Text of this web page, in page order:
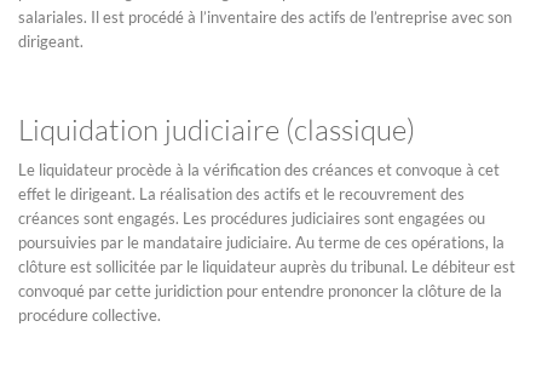
salariales. Il est procédé à l’inventaire des actifs de l’entreprise avec son
dirigeant.
Liquidation judiciaire (classique)
Le liquidateur procède à la vérification des créances et convoque à cet
effet le dirigeant. La réalisation des actifs et le recouvrement des
créances sont engagés. Les procédures judiciaires sont engagées ou
poursuivies par le mandataire judiciaire. Au terme de ces opérations, la
clôture est sollicitée par le liquidateur auprès du tribunal. Le débiteur est
convoqué par cette juridiction pour entendre prononcer la clôture de la
procédure collective.